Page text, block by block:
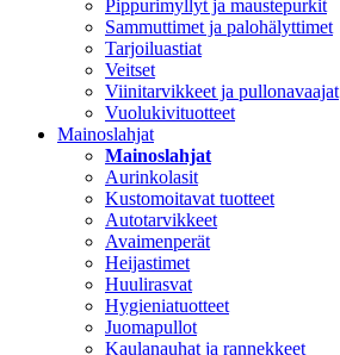
Pippurimyllyt ja maustepurkit
Sammuttimet ja palohälyttimet
Tarjoiluastiat
Veitset
Viinitarvikkeet ja pullonavaajat
Vuolukivituotteet
Mainoslahjat
Mainoslahjat
Aurinkolasit
Kustomoitavat tuotteet
Autotarvikkeet
Avaimenperät
Heijastimet
Huulirasvat
Hygieniatuotteet
Juomapullot
Kaulanauhat ja rannekkeet